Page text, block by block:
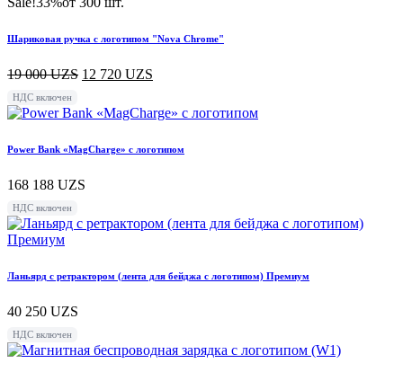
Шариковая ручка с логотипом "Nova Chrome"
19 000UZS 12 720 UZS
НДС включен
Power Bank «MagCharge» с логотипом
168 188 UZS
НДС включен
Ланьярд с ретрактором (лента для бейджа с логотипом) Премиум
40 250 UZS
НДС включен